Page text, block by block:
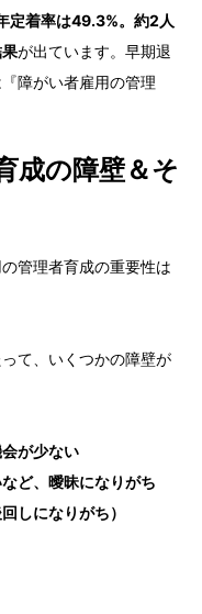
定着率は49.3%。約2人
が出ています。早期退
障がい者雇用の管理
成の障壁＆そ
管理者育成の重要性は
て、いくつかの障壁が
が少ない
ど、曖昧になりがち
しになりがち）